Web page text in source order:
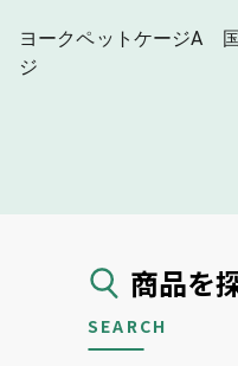
商品を
SEARCH
ヨークペットケージA
ジ